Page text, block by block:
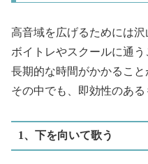
高音域を広げるためには沢
ボイトレやスクールに通う
長期的な時間がかかること
その中でも、即効性のある
1、下を向いて歌う